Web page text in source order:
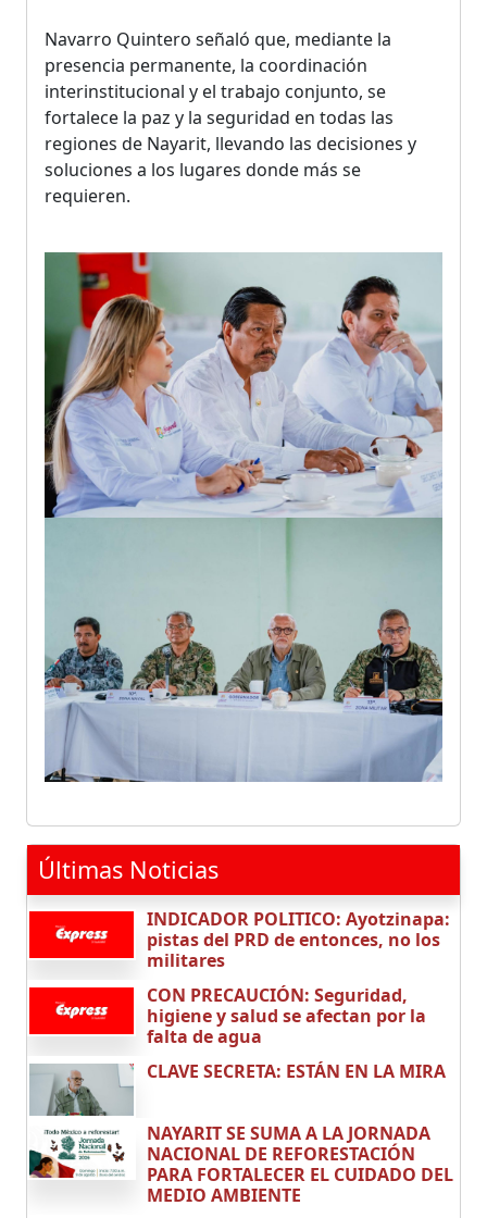
Navarro Quintero señaló que, mediante la
presencia permanente, la coordinación
interinstitucional y el trabajo conjunto, se
fortalece la paz y la seguridad en todas las
regiones de Nayarit, llevando las decisiones y
soluciones a los lugares donde más se
requieren.
Últimas Noticias
INDICADOR POLITICO: Ayotzinapa:
pistas del PRD de entonces, no los
militares
CON PRECAUCIÓN: Seguridad,
higiene y salud se afectan por la
falta de agua
CLAVE SECRETA: ESTÁN EN LA MIRA
NAYARIT SE SUMA A LA JORNADA
NACIONAL DE REFORESTACIÓN
PARA FORTALECER EL CUIDADO DEL
MEDIO AMBIENTE